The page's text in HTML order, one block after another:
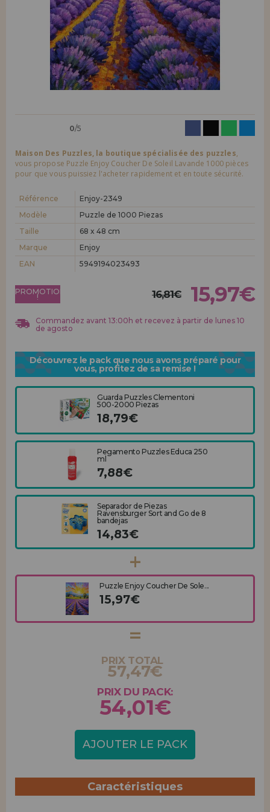
LIQUIDATIONS
INFORMATION
info@maisondespuzzles.fr
Je veux m'enregistrer en tant que
nouveau client
En créant un compte sur maisondespuzzles.fr, vous pouvez faire vos
achats rapidement dans notre boutique en ligne, vérifier le statut de
vos commandes et consulter vos opérations précédentes.
Allez-y! Nous vous attendions.
nouveau distributeur
Vous êtes un professionnel ou une entreprise ? Vous souhaitez
que distributeur et découvrez nos conditions de vente avec des
ENREGISTREMENT DISTRIBUTEUR
0/5
Maison Des Puzzles, la boutique spécialisée des puzzles,
vous propose Puzzle Enjoy Coucher De Soleil Lavande 1000 pièces
pour que vous puissiez l'acheter rapidement et en toute sécurité.
Référence
Enjoy-2349
Modèle
Puzzle de 1000 Piezas
Taille
68 x 48 cm
Marque
Enjoy
EAN
5949194023493
PROMOTION
! 16,81€ 15,97€
Commandez avant 13:00h et recevez à partir de lunes 10
de agosto
Découvrez le pack que nous avons préparé pour
vous, profitez de sa remise !
Guarda Puzzles Clementoni
500-2000 Piezas
18,79€
Pegamento Puzzles Educa 250
ml
7,88€
Separador de Piezas
Ravensburger Sort and Go de 8
bandejas
14,83€
Puzzle Enjoy Coucher De Sole...
15,97€
PRIX TOTAL
57,47€
PRIX DU PACK:
54,01€
AJOUTER LE PACK
Caractéristiques